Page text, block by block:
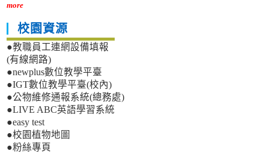
more
校園資源
●教職員工連網設備填報
(有線網路)
●newplus數位教學平臺
●IGT數位教學平臺(校內)
●公物維修通報系統(總務處)
●LIVE ABC英語學習系統
●easy test
●校園植物地圖
●粉絲專頁